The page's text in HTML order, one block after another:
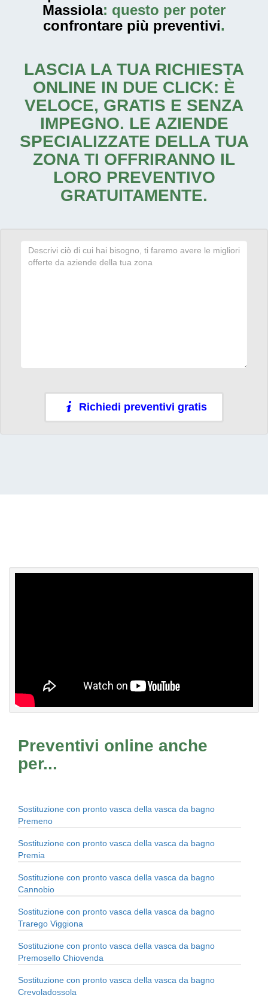
Massiola: questo per poter
confrontare più preventivi.
LASCIA LA TUA RICHIESTA
ONLINE IN DUE CLICK: È
VELOCE, GRATIS E SENZA
IMPEGNO. LE AZIENDE
SPECIALIZZATE DELLA TUA
ZONA TI OFFRIRANNO IL
LORO PREVENTIVO
GRATUITAMENTE.
Richiedi preventivi gratis
Preventivi online anche
per...
Sostituzione con pronto vasca della vasca da bagno
Premeno
Sostituzione con pronto vasca della vasca da bagno
Premia
Sostituzione con pronto vasca della vasca da bagno
Cannobio
Sostituzione con pronto vasca della vasca da bagno
Trarego Viggiona
Sostituzione con pronto vasca della vasca da bagno
Premosello Chiovenda
Sostituzione con pronto vasca della vasca da bagno
Crevoladossola